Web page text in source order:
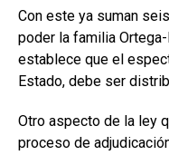
Con este ya suman
poder la familia
establece que el
Estado, debe ser
Otro aspecto de la ley
proceso de